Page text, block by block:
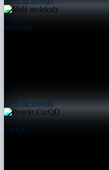
Malé
molekuly
přejít na projekt
Projekt
CurQD